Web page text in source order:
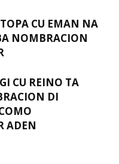
CU EMAN NA
NOMBRACION
CU REINO TA
DI
ADEN